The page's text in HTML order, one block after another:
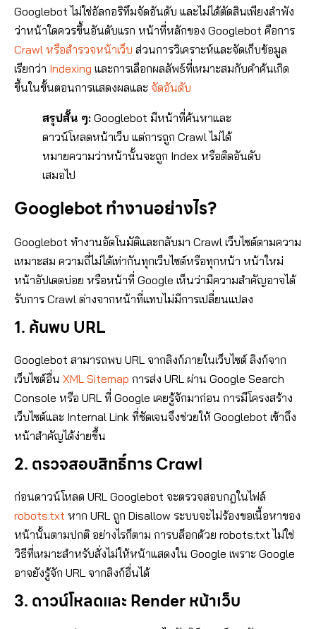
วิธียืนยันว่า Bot เป็น Googlebot จริง
Crawl Budget คืออะไร?
HTTP Status Code ที่ Googlebot พบหมายความ
ว่าอย่างไร?
ปัญหา Googlebot ที่พบบ่อยและวิธีแก้
คำถามที่พบบ่อยเกี่ยวกับ Googlebot
Googlebot เข้ามาเว็บไซต์บ่อยแค่ไหน?
ส่ง Sitemap แล้ว Googlebot จะ Crawl และ
Request Indexing ช่วยให้ติดอันดับเร็วขึ้น
หรือไม่?
บล็อก Googlebot ด้วย robots.txt แล้วหน้า
จะหายจาก Google หรือไม่?
Googlebot ใช้ Cookie หรือ Login เพื่อดู
เนื้อหาหรือไม่?
สรุป
Googlebot ไม่ใช่อัลกอริทึมจัดอันดับ และไม่ได้ตัดสินเพียงลำพัง
ว่าหน้าใดควรขึ้นอันดับแรก หน้าที่หลักของ Googlebot คือการ
Crawl หรือสำรวจหน้าเว็บ ส่วนการวิเคราะห์และจัดเก็บข้อมูล
เรียกว่า Indexing และการเลือกผลลัพธ์ที่เหมาะสมกับคำค้นเกิด
ขึ้นในขั้นตอนการแสดงผลและ จัดอันดับ
สรุปสั้น ๆ: Googlebot มีหน้าที่ค้นหาและ
ดาวน์โหลดหน้าเว็บ แต่การถูก Crawl ไม่ได้
หมายความว่าหน้านั้นจะถูก Index หรือติดอันดับ
เสมอไป
Googlebot ทำงานอย่างไร?
Googlebot ทำงานอัตโนมัติและกลับมา Crawl เว็บไซต์ตามความ
เหมาะสม ความถี่ไม่ได้เท่ากันทุกเว็บไซต์หรือทุกหน้า หน้าใหม่
หน้าอัปเดตบ่อย หรือหน้าที่ Google เห็นว่ามีความสำคัญอาจได้
รับการ Crawl ต่างจากหน้าที่แทบไม่มีการเปลี่ยนแปลง
1. ค้นพบ URL
Googlebot สามารถพบ URL จากลิงก์ภายในเว็บไซต์ ลิงก์จาก
เว็บไซต์อื่น XML Sitemap การส่ง URL ผ่าน Google Search
Console หรือ URL ที่ Google เคยรู้จักมาก่อน การมีโครงสร้าง
เว็บไซต์และ Internal Link ที่ชัดเจนจึงช่วยให้ Googlebot เข้าถึง
หน้าสำคัญได้ง่ายขึ้น
2. ตรวจสอบสิทธิ์การ Crawl
ก่อนดาวน์โหลด URL Googlebot จะตรวจสอบกฎในไฟล์
robots.txt หาก URL ถูก Disallow ระบบจะไม่ร้องขอเนื้อหาของ
หน้านั้นตามปกติ อย่างไรก็ตาม การบล็อกด้วย robots.txt ไม่ใช่
วิธีที่เหมาะสำหรับสั่งไม่ให้หน้าแสดงใน Google เพราะ Google
อาจยังรู้จัก URL จากลิงก์อื่นได้
3. ดาวน์โหลดและ Render หน้าเว็บ